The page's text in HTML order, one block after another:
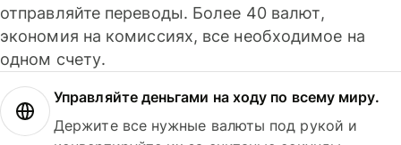
отправляйте переводы. Более 40 валют,
экономия на комиссиях, все необходимое на
одном счету.
Управляйте деньгами на ходу по всему миру.
Держите все нужные валюты под рукой и